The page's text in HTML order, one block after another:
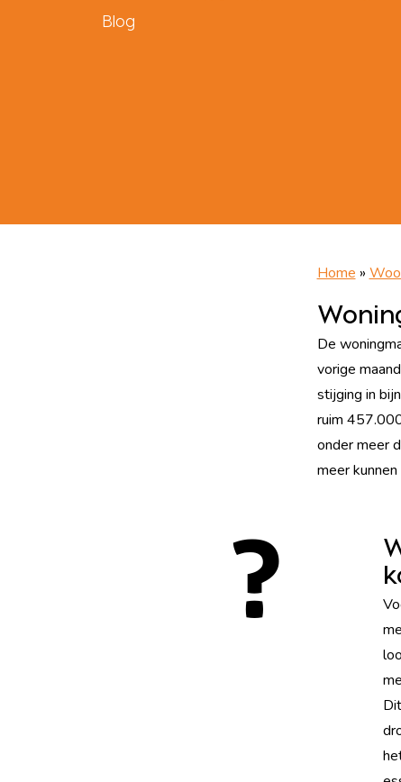
Blog
Home »
De
vorige
stijging in
ruim
onder meer
meer